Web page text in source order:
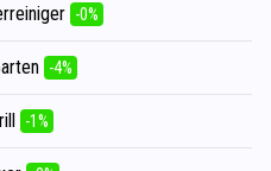
-0%
-4%
-1%